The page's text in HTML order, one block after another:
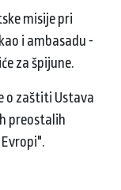
misije pri
i ambasadu -
za špijune.
o zaštiti Ustava
preostalih